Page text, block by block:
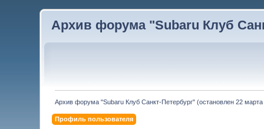
Архив форума "Subaru Клуб
Архив форума "Subaru Клуб Санкт-Петербург" (остановлен 22 марта
Профиль пользователя